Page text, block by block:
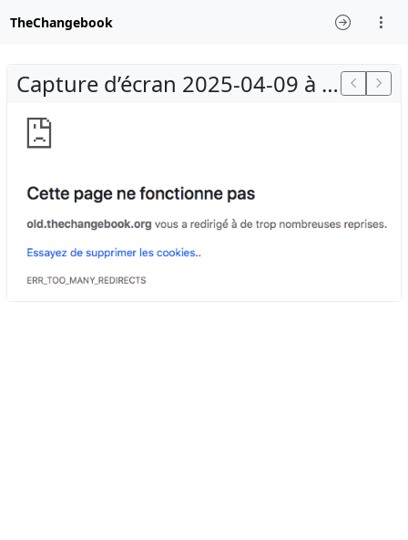
TheChangebook
Capture d’écran 2025-04-09 à 23.30.56(2).png